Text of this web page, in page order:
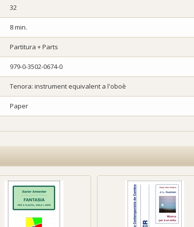
32
8 min.
Partitura + Parts
979-0-3502-0674-0
Tenora: instrument equivalent a l'oboè
Paper